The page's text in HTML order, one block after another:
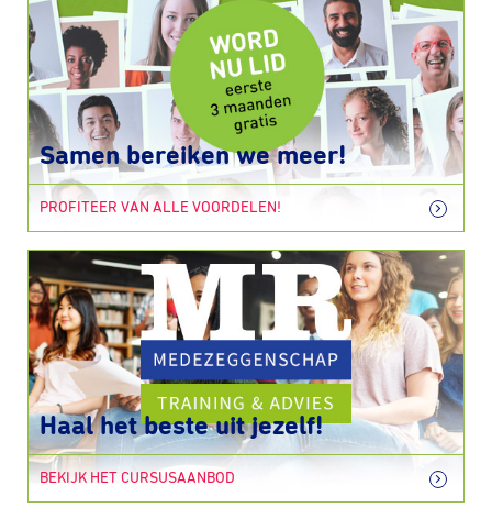
Samen bereiken we meer!
PROFITEER VAN ALLE VOORDELEN!
Haal het beste uit jezelf!
BEKIJK HET CURSUSAANBOD